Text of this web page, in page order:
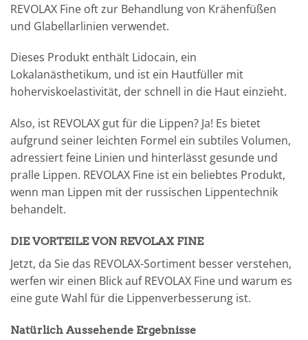
REVOLAX Fine oft zur Behandlung von Krähenfüßen
und Glabellarlinien verwendet.
Dieses Produkt enthält Lidocain, ein
Lokalanästhetikum, und ist ein Hautfüller mit
hoherviskoelastivität, der schnell in die Haut einzieht.
Also, ist REVOLAX gut für die Lippen? Ja! Es bietet
aufgrund seiner leichten Formel ein subtiles Volumen,
adressiert feine Linien und hinterlässt gesunde und
pralle Lippen. REVOLAX Fine ist ein beliebtes Produkt,
wenn man Lippen mit der russischen Lippentechnik
behandelt.
DIE VORTEILE VON REVOLAX FINE
Jetzt, da Sie das REVOLAX-Sortiment besser verstehen,
werfen wir einen Blick auf REVOLAX Fine und warum es
eine gute Wahl für die Lippenverbesserung ist.
Natürlich Aussehende Ergebnisse